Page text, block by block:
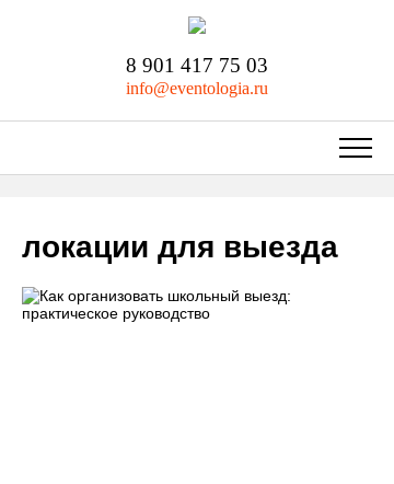
8 901 417 75 03
info@eventologia.ru
локации для выезда